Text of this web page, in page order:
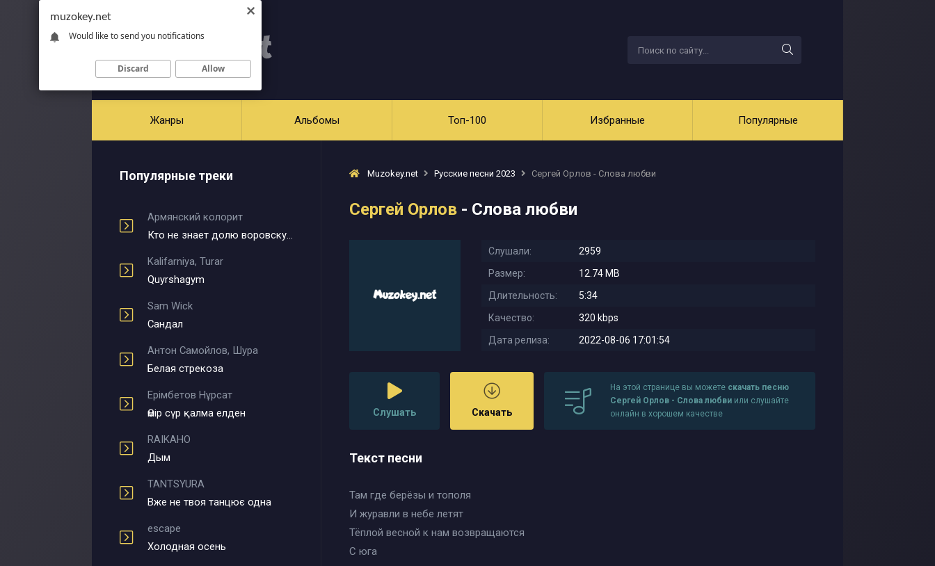
Жанры Альбомы Топ-100 Избранные Популярные
Популярные треки
Армянский колорит
Кто не знает долю воровскую
Kalifarniya, Turar
Quyrshagym
Sam Wick
Сандал
Антон Самойлов, Шура
Белая стрекоза
Ерімбетов Нұрсат
Өмір сүр қалма елден
RAIKAHO
Дым
TANTSYURA
Вже не твоя танцює одна
escape
Холодная осень
Muzokey.net Русские песни 2023 Сергей Орлов - Слова любви
Сергей Орлов - Слова любви
Слушали:
2959
Размер:
12.74 MB
Длительность:
5:34
Качество:
320 kbps
Дата релиза:
2022-08-06 17:01:54
Слушать Скачать
На этой странице вы можете скачать песню
Сергей Орлов - Слова любви или слушайте
онлайн в хорошем качестве
Текст песни
Там где берёзы и тополя
И журавли в небе летят
Тёплой весной к нам возвращаются
С юга
muzokey.net
Would like to send you notifications
Discard Allow